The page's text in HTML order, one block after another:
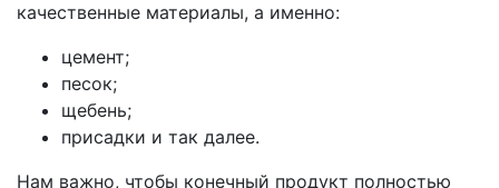
качественные материалы, а именно:
цемент;
песок;
щебень;
присадки и так далее.
Нам важно, чтобы конечный продукт полностью